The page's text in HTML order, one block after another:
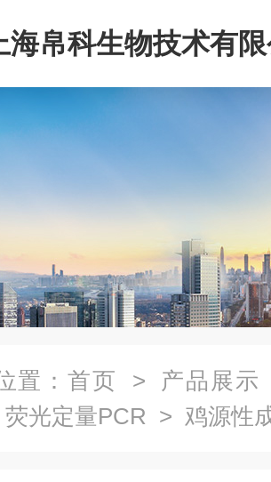
海帛科生物技术有
置： 首页 > 产品展示
荧光定量PCR > 鸡源性